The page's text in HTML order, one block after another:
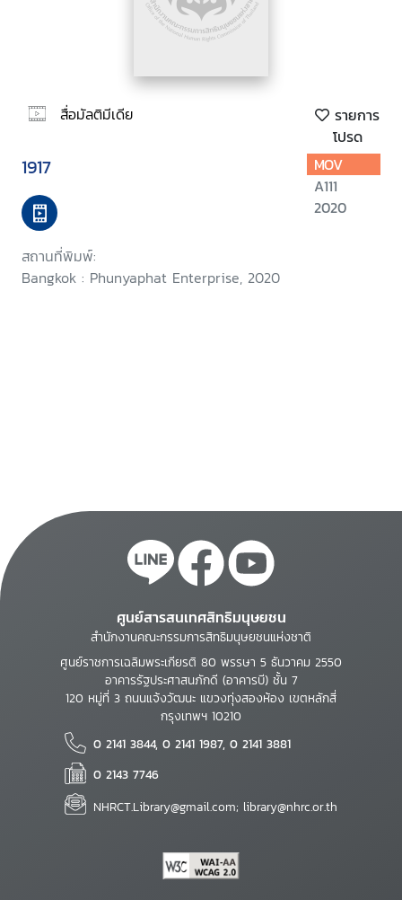
สื่อมัลติมีเดีย
รายการ
โปรด
1917
สถานที่พิมพ์:
Bangkok : Phunyaphat Enterprise, 2020
MOV
A111
2020
ศูนย์สารสนเทศสิทธิมนุษยชน
สำนักงานคณะกรรมการสิทธิมนุษยชนแห่งชาติ
ศูนย์ราชการเฉลิมพระเกียรติ 80 พรรษา 5 ธันวาคม 2550
อาคารรัฐประศาสนภักดี (อาคารบี) ชั้น 7
120 หมู่ที่ 3 ถนนแจ้งวัฒนะ แขวงทุ่งสองห้อง เขตหลักสี่
กรุงเทพฯ 10210
0 2141 3844, 0 2141 1987, 0 2141 3881
0 2143 7746
NHRCT.Library@gmail.com; library@nhrc.or.th